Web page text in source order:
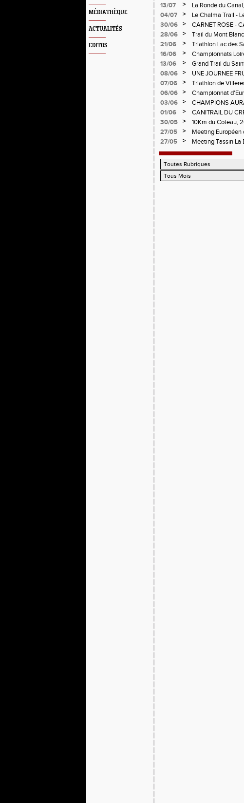
MÉDIATHÈQUE
ACTUALITÉS
EDITOS
13/07
>
La Ronde du
04/07
>
Le Chalma Trail -
Cublize - Les
Pralognon La
30/06 >
CARNET ROSE -
28/06
>
Trail du Mont Blanc
21/06
>
Triathlon Lac des
16/06
>
Championnats
13/06
>
Grand Trail du
d'Andrézieux-
08/06 >
UNE JOURNEE
CHAMPIONNATS
07/06 >
Triathlon de
Circuit de la Sure,
06/06 >
Championnat
03/06
>
CHAMPIONS
01/06
>
CANITRAIL DU
30/05
>
10Km du Coteau,
Pilatrail
27/05 >
Meeting Européen
27/05
> Meeting Tassin La